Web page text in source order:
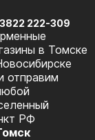
222-309
в Томске
отправим
РФ